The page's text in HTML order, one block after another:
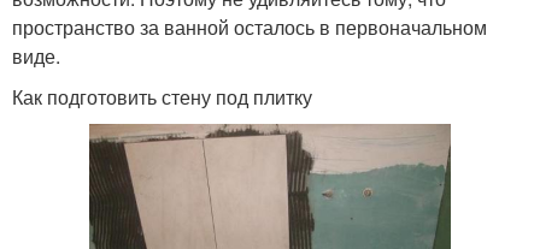
пространство за ванной осталось в первоначальном
виде.
Как подготовить стену под плитку